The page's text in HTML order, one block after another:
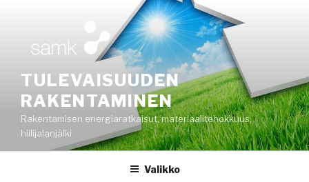
TULEVAISUUDEN
RAKENTAMINEN
Rakentamisen energiaratkaisut, materiaalitehokkuus,
hiilijalanjälki
Valikko